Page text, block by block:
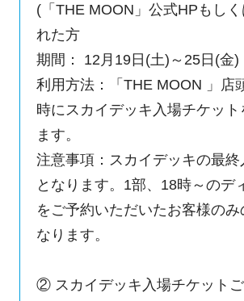
(「THE MOON」公式HPもしく
れた方
期間： 12月19日(土)～25日(金
利用方法：「THE MOON 」店
時にスカイデッキ入場チケット
ます。
注意事項：スカイデッキの最
となります。1部、18時～のデ
をご予約いただいたお客様のみ
なります。
② スカイデッキ入場チケット